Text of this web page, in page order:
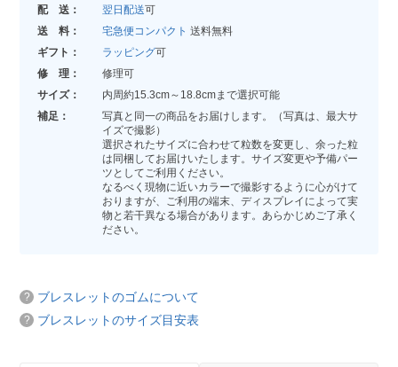
配 送： 翌日配送可
送 料：
宅急便コンパクト 送料無料
ギフト：
ラッピング可
修 理：
修理可
サイズ：
内周約15.3cm～18.8cmまで選択可能
補足：
写真と同一の商品をお届けします。（写真は、最大サ
イズで撮影）
選択されたサイズに合わせて粒数を変更し、余った粒
は同梱してお届けいたします。サイズ変更や予備パー
ツとしてご利用ください。
なるべく現物に近いカラーで撮影するように心がけて
おりますが、ご利用の端末、ディスプレイによって実
物と若干異なる場合があります。あらかじめご了承く
ださい。
ブレスレットのゴムについて
ブレスレットのサイズ目安表